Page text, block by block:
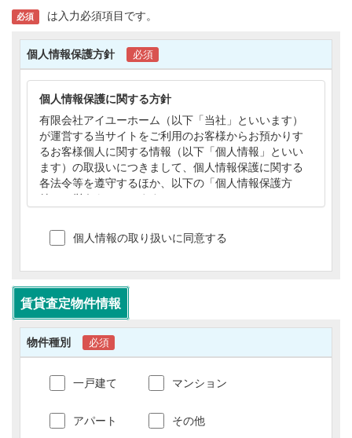
必須 は入力必須項目です。
個人情報保護方針 必須
個人情報保護に関する方針
有限会社アイユーホーム（以下「当社」といいます）
が運営する当サイトをご利用のお客様からお預かりす
るお客様個人に関する情報（以下「個人情報」といい
ます）の取扱いにつきまして、個人情報保護に関する
各法令等を遵守するほか、以下の「個人情報保護方
針」に従うものとします。
1）当サイトでは、個人情報を以下の目的で利用
(1)不動産の売買契約または賃貸契約の相手方の
探索、売買・賃貸借・仲介・管理等に関する契約
の締結、および契約に基づく役務の提供、その他
アフターサービスの実施。
(2)お客様からの資料等ご請求およびお問合せ内
容に関する回答・連絡・確認、その他カスタマー
サポートの実施。
(3)お客様からの資料等ご請求およびお問合せ内
容の物件情報提供者への提供。
(4)お客様に対する当サイトまたは当社が行うア
ンケート、キャンペーン、サービスおよび商品等
個人情報の取り扱いに同意する
賃貸査定物件情報
物件種別 必須
一戸建て マンション
アパート その他